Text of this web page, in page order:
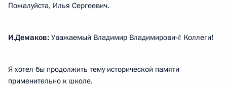
Пожалуйста, Илья Сергеевич.
И.Демаков: Уважаемый Владимир Владимирович! Коллеги!
Я хотел бы продолжить тему исторической памяти
применительно к школе.